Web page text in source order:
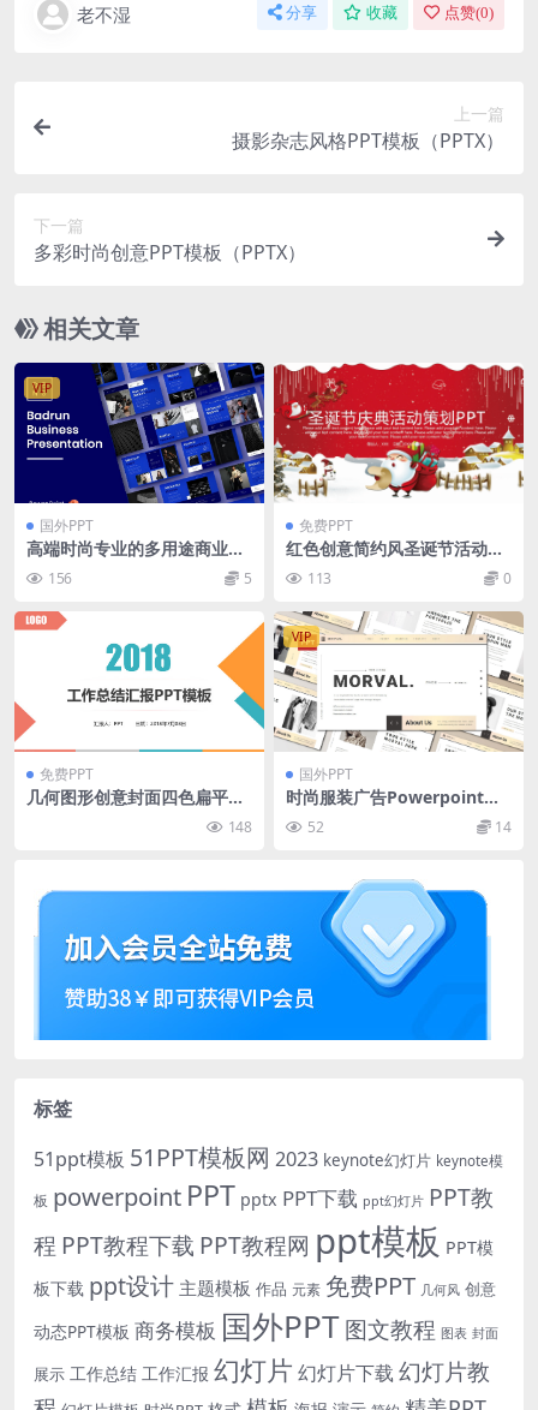
老不湿 分享 收藏 点赞(0)
上一篇
摄影杂志风格PPT模板（PPTX）
下一篇
多彩时尚创意PPT模板（PPTX）
相关文章
VIP
国外PPT
高端时尚专业的多用途商业商
务powerpoint幻灯片演示模
板（pptx）
156 5
免费PPT
红色创意简约风圣诞节活动庆
典活动策划方案PPT模板
113 0
免费PPT
几何图形创意封面四色扁平化
148
VIP
国外PPT
时尚服装广告Powerpoint幻
灯片模板 MORVAL Powerpo
int Template
52 14
标签
51ppt模板 51PPT模板网 2023 keynote幻灯片 keynote模
板 powerpoint PPT pptx PPT下载 ppt幻灯片 PPT教
程 PPT教程下载 PPT教程网 ppt模板 PPT模
板下载 ppt设计 主题模板 作品 元素 免费PPT 几何风 创意
动态PPT模板 商务模板 国外PPT图文教程 图表 封面
展示 工作总结 工作汇报 幻灯片 幻灯片下载 幻灯片教